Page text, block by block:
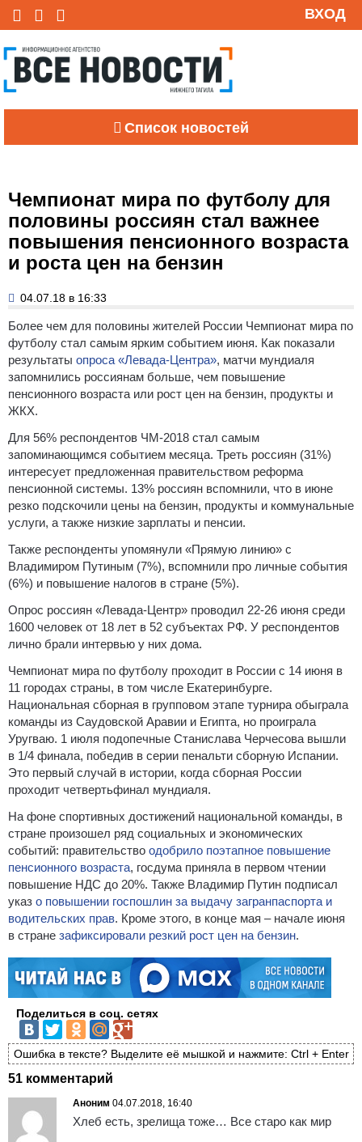
ВХОД
Список новостей
Чемпионат мира по футболу для
половины россиян стал важнее
повышения пенсионного возраста
и роста цен на бензин
04.07.18 в 16:33
Более чем для половины жителей России Чемпионат мира по
футболу стал самым ярким событием июня. Как показали
результаты опроса «Левада-Центра», матчи мундиаля
запомнились россиянам больше, чем повышение
пенсионного возраста или рост цен на бензин, продукты и
ЖКХ.
Для 56% респондентов ЧМ-2018 стал самым
запоминающимся событием месяца. Треть россиян (31%)
интересует предложенная правительством реформа
пенсионной системы. 13% россиян вспомнили, что в июне
резко подскочили цены на бензин, продукты и коммунальные
услуги, а также низкие зарплаты и пенсии.
Также респонденты упомянули «Прямую линию» с
Владимиром Путиным (7%), вспомнили про личные события
(6%) и повышение налогов в стране (5%).
Опрос россиян «Левада-Центр» проводил 22-26 июня среди
1600 человек от 18 лет в 52 субъектах РФ. У респондентов
лично брали интервью у них дома.
Чемпионат мира по футболу проходит в России с 14 июня в
11 городах страны, в том числе Екатеринбурге.
Национальная сборная в групповом этапе турнира обыграла
команды из Саудовской Аравии и Египта, но проиграла
Уругваю. 1 июля подопечные Станислава Черчесова вышли
в 1/4 финала, победив в серии пенальти сборную Испании.
Это первый случай в истории, когда сборная России
проходит четвертьфинал мундиаля.
На фоне спортивных достижений национальной команды, в
стране произошел ряд социальных и экономических
событий: правительство одобрило поэтапное повышение
пенсионного возраста, госдума приняла в первом чтении
повышение НДС до 20%. Также Владимир Путин подписал
указ о повышении госпошлин за выдачу загранпаспорта и
водительских прав. Кроме этого, в конце мая – начале июня
в стране зафиксировали резкий рост цен на бензин.
Поделиться в соц. сетях
Ошибка в тексте? Выделите её мышкой и нажмите: Ctrl + Enter
51 комментарий
Аноним 04.07.2018, 16:40
Хлеб есть, зрелища тоже… Все старо как мир